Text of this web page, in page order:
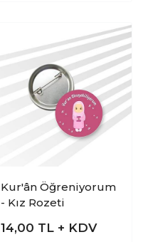
Kur'ân Öğreniyorum
- Kız Rozeti
14,00 TL + KDV